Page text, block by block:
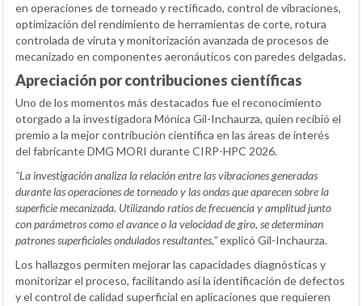
en operaciones de torneado y rectificado, control de vibraciones,
optimización del rendimiento de herramientas de corte, rotura
controlada de viruta y monitorización avanzada de procesos de
mecanizado en componentes aeronáuticos con paredes delgadas.
Apreciación por contribuciones científicas
Uno de los momentos más destacados fue el reconocimiento
otorgado a la investigadora Mónica Gil-Inchaurza, quien recibió el
premio a la mejor contribución científica en las áreas de interés
del fabricante DMG MORI durante CIRP-HPC 2026.
"La investigación analiza la relación entre las vibraciones generadas
durante las operaciones de torneado y las ondas que aparecen sobre la
superficie mecanizada. Utilizando ratios de frecuencia y amplitud junto
con parámetros como el avance o la velocidad de giro, se determinan
patrones superficiales ondulados resultantes,"explicó Gil-Inchaurza.
Los hallazgos permiten mejorar las capacidades diagnósticas y
monitorizar el proceso, facilitando así la identificación de defectos
y el control de calidad superficial en aplicaciones que requieren